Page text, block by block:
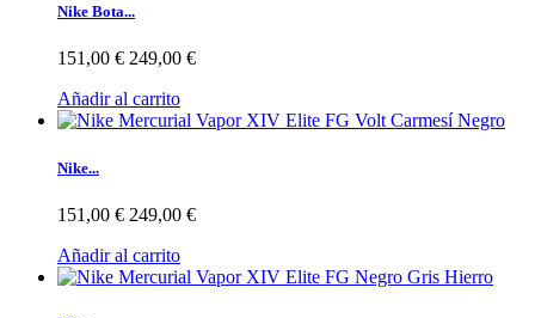
Nike Bota...
151,00 € 249,00 €
Añadir al carrito
Nike...
151,00 € 249,00 €
Añadir al carrito